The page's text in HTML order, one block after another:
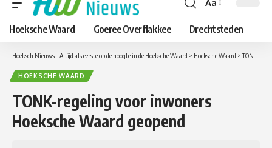
Lettergrootte
aanpassen
Aa
Hoeksche Waard Goeree Overflakkee Drechtsteden
Hoeksch Nieuws – Altijd als eerste op de hoogte in de Hoeksche Waard > Hoeksche Waard >TONK-regeling voor inwoners Hoeksche Waard geopend
HOEKSCHE WAARD
TONK-regeling voor inwoners
Hoeksche Waard geopend